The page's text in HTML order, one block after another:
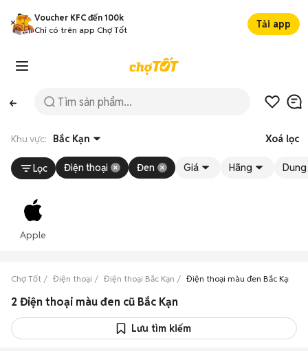
Voucher KFC đến 100k
Chỉ có trên app Chợ Tốt
Tải app
Khu vực: Bắc Kạn Xoá lọc
Lọc Điện thoại Đen Giá Hãng
Apple
Chợ Tốt Điện thoại Điện thoại Bắc Kạn Điện thoại màu đen Bắc Kạn
2 Điện thoại màu đen cũ Bắc Kạn
Lưu tìm kiếm